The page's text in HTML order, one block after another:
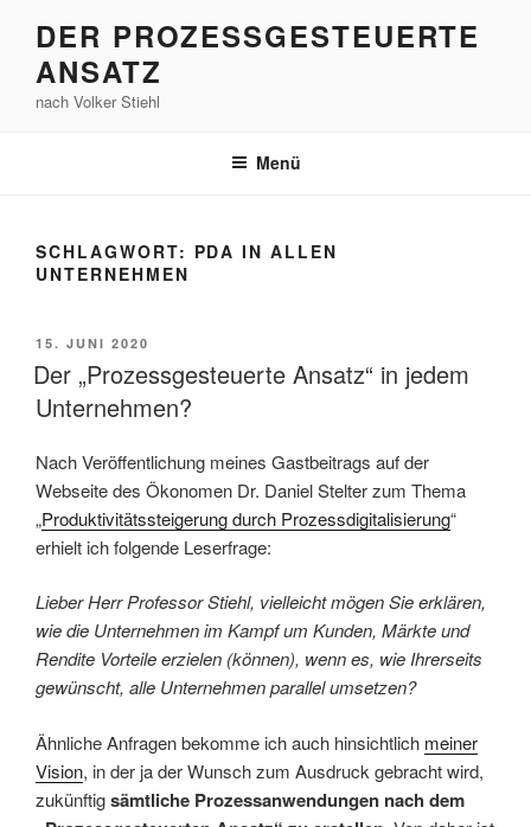
springen
DER PROZESSGESTEUERTE
ANSATZ
nach Volker Stiehl
Menü
SCHLAGWORT: PDA IN ALLEN
UNTERNEHMEN
VERÖFFENTLICHT
AM
15. JUNI 2020
Der „Prozessgesteuerte Ansatz“ in jedem
Unternehmen?
Nach Veröffentlichung meines Gastbeitrags auf der
Webseite des Ökonomen Dr. Daniel Stelter zum Thema
„Produktivitätssteigerung durch Prozessdigitalisierung“
erhielt ich folgende Leserfrage:
Lieber Herr Professor Stiehl, vielleicht mögen Sie erklären,
wie die Unternehmen im Kampf um Kunden, Märkte und
Rendite Vorteile erzielen (können), wenn es, wie Ihrerseits
gewünscht, alle Unternehmen parallel umsetzen?
Ähnliche Anfragen bekomme ich auch hinsichtlich meiner
Vision, in der ja der Wunsch zum Ausdruck gebracht wird,
zukünftigsämtliche Prozessanwendungen nach dem